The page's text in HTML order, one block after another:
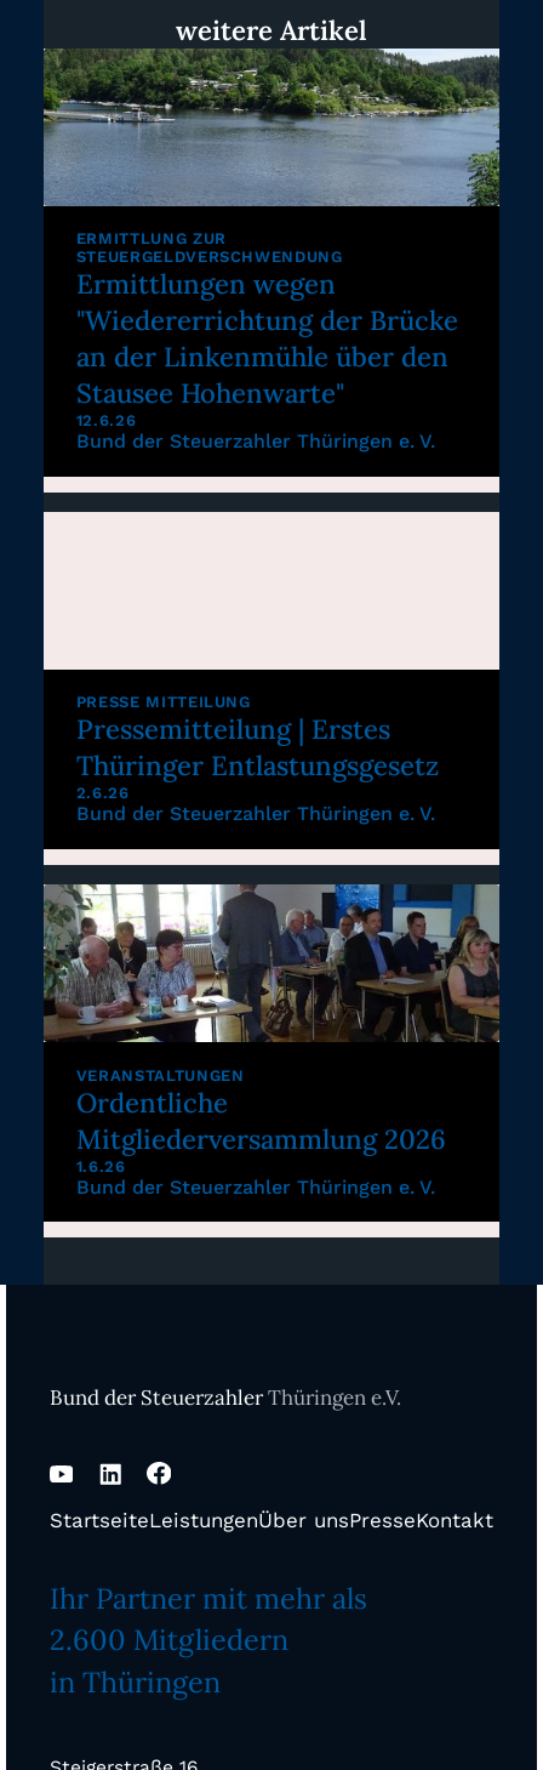
weitere Artikel
ERMITTLUNG ZUR
STEUERGELDVERSCHWENDUNG
Ermittlungen wegen
"Wiedererrichtung der Brücke
an der Linkenmühle über den
Stausee Hohenwarte"
12.6.26
Bund der Steuerzahler Thüringen e. V.
PRESSE MITTEILUNG
Pressemitteilung | Erstes
Thüringer Entlastungsgesetz
2.6.26
Bund der Steuerzahler Thüringen e. V.
VERANSTALTUNGEN
Ordentliche
Mitgliederversammlung 2026
1.6.26
Bund der Steuerzahler Thüringen e. V.
Bund der SteuerzahlerThüringen e.V.
StartseiteLeistungenÜber unsPresseKontakt
Ihr Partner mit mehr als
2.600 Mitgliedern
in Thüringen